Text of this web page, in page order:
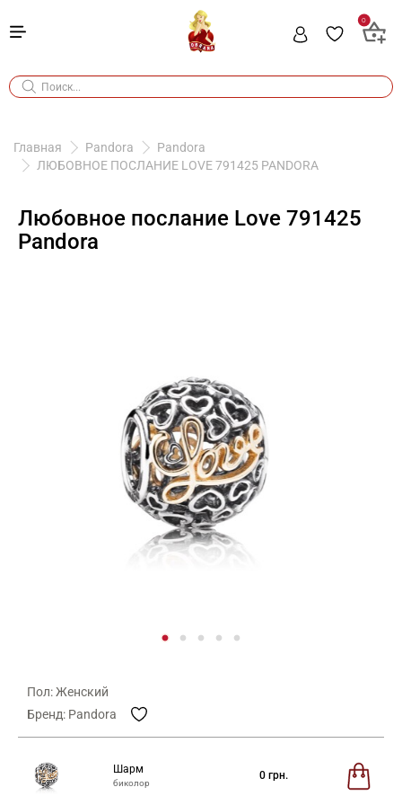
0
Главная Pandora
Pandora
ЛЮБОВНОЕ ПОСЛАНИЕ LOVE 791425 PANDORA
Любовное послание Love 791425
Pandora
Пол: Женский
Бренд: Pandora
Шарм
биколор
0 грн.